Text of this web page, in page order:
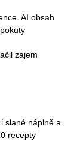
AI obsah
zájem
slané náplně a
recepty